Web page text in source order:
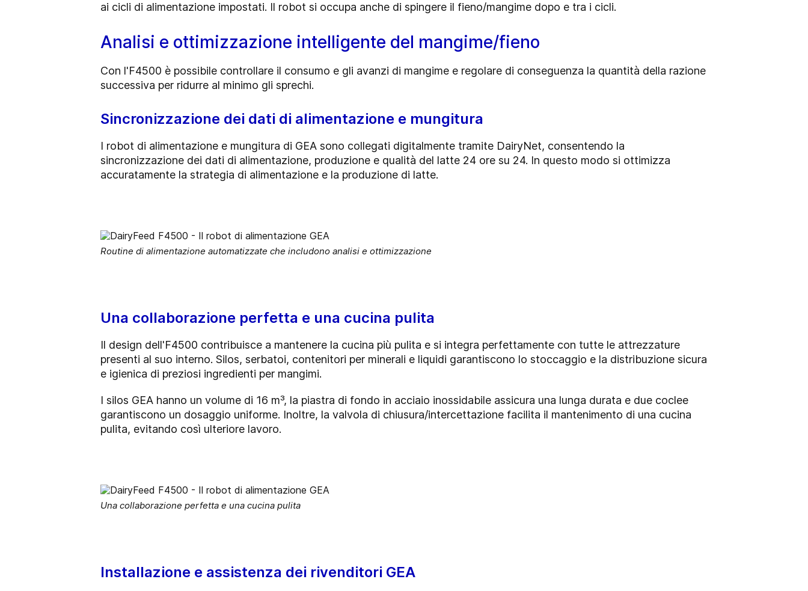
ai cicli di alimentazione impostati. Il robot si occupa anche di spingere il fieno/mangime dopo e tra i cicli.
Analisi e ottimizzazione intelligente del mangime/fieno
Con l'F4500 è possibile controllare il consumo e gli avanzi di mangime e regolare di conseguenza la quantità della razione
successiva per ridurre al minimo gli sprechi.
Sincronizzazione dei dati di alimentazione e mungitura
I robot di alimentazione e mungitura di GEA sono collegati digitalmente tramite DairyNet, consentendo la
sincronizzazione dei dati di alimentazione, produzione e qualità del latte 24 ore su 24. In questo modo si ottimizza
accuratamente la strategia di alimentazione e la produzione di latte.
Routine di alimentazione automatizzate che includono analisi e ottimizzazione
Una collaborazione perfetta e una cucina pulita
Il design dell'F4500 contribuisce a mantenere la cucina più pulita e si integra perfettamente con tutte le attrezzature
presenti al suo interno. Silos, serbatoi, contenitori per minerali e liquidi garantiscono lo stoccaggio e la distribuzione sicura
e igienica di preziosi ingredienti per mangimi.
I silos GEA hanno un volume di 16 m³, la piastra di fondo in acciaio inossidabile assicura una lunga durata e due coclee
garantiscono un dosaggio uniforme. Inoltre, la valvola di chiusura/intercettazione facilita il mantenimento di una cucina
pulita, evitando così ulteriore lavoro.
Una collaborazione perfetta e una cucina pulita
Installazione e assistenza dei rivenditori GEA